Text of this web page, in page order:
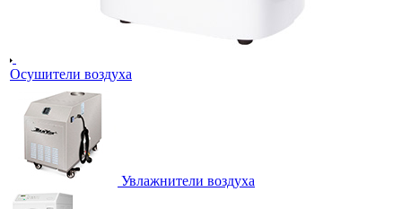
Осушители воздуха
Увлажнители воздуха